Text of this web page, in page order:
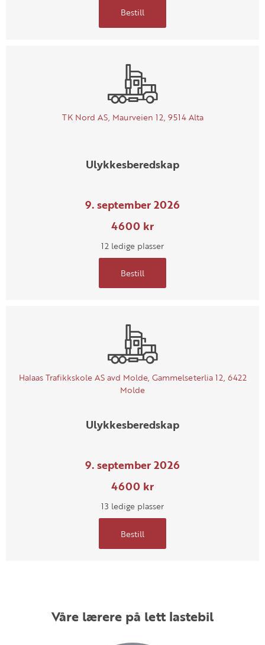
Bestill
TK Nord AS, Maurveien 12, 9514 Alta
Ulykkesberedskap
9. september 2026
4600 kr
12 ledige plasser
Bestill
Halaas Trafikkskole AS avd Molde, Gammelseterlia 12, 6422
Molde
Ulykkesberedskap
9. september 2026
4600 kr
13 ledige plasser
Bestill
Våre lærere på lett lastebil